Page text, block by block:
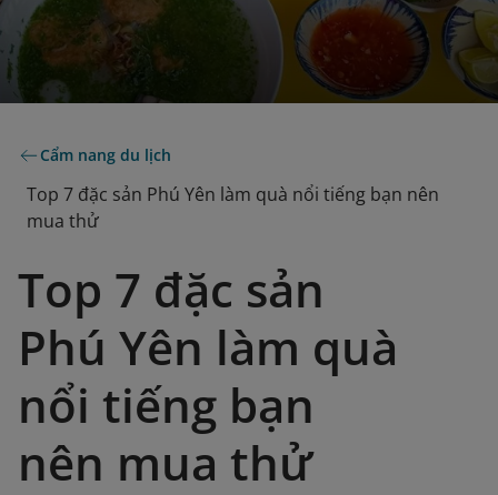
Cẩm nang du lịch
Top 7 đặc sản Phú Yên làm quà nổi tiếng bạn nên
mua thử
Top 7 đặc sản
Phú Yên làm quà
nổi tiếng bạn
nên mua thử